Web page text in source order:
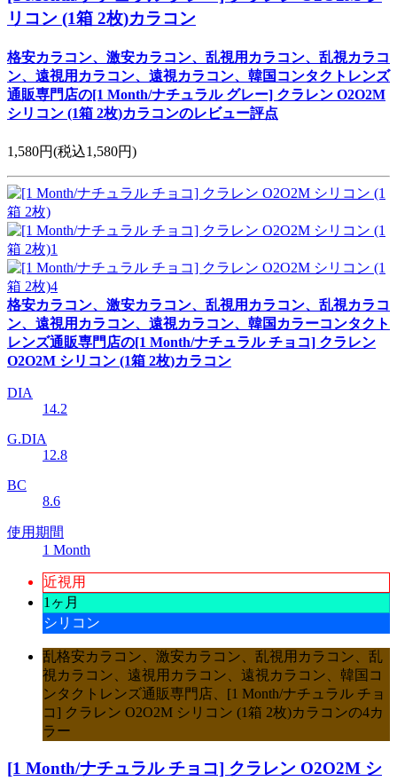
リコン (1箱 2枚)カラコン
格安カラコン、激安カラコン、乱視用カラコン、乱視カラコ
ン、遠視用カラコン、遠視カラコン、韓国コンタクトレンズ
通販専門店の[1 Month/ナチュラル グレー] クラレン O2O2M
シリコン (1箱 2枚)カラコンのレビュー評点
1,580円(税込1,580円)
格安カラコン、激安カラコン、乱視用カラコン、乱視カラコ
ン、遠視用カラコン、遠視カラコン、韓国カラーコンタクト
レンズ通販専門店の[1 Month/ナチュラル チョコ] クラレン
O2O2M シリコン (1箱 2枚)カラコン
DIA
14.2
G.DIA
12.8
BC
8.6
使用期間
1 Month
近視用
1ヶ月
シリコン
乱格安カラコン、激安カラコン、乱視用カラコン、乱
視カラコン、遠視用カラコン、遠視カラコン、韓国コ
ンタクトレンズ通販専門店、[1 Month/ナチュラル チョ
コ] クラレン O2O2M シリコン (1箱 2枚)カラコンの4カ
ラー
[1 Month/ナチュラル チョコ] クラレン O2O2M シ